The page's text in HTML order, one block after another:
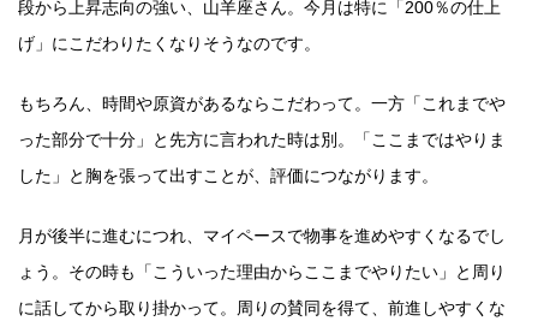
段から上昇志向の強い、山羊座さん。今月は特に「200％の仕上
げ」にこだわりたくなりそうなのです。
もちろん、時間や原資があるならこだわって。一方「これまでや
った部分で十分」と先方に言われた時は別。「ここまではやりま
した」と胸を張って出すことが、評価につながります。
月が後半に進むにつれ、マイペースで物事を進めやすくなるでし
ょう。その時も「こういった理由からここまでやりたい」と周り
に話してから取り掛かって。周りの賛同を得て、前進しやすくな